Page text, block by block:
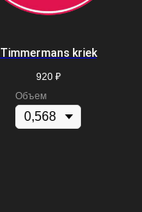
Timmermans kriek
920 ₽
Объем